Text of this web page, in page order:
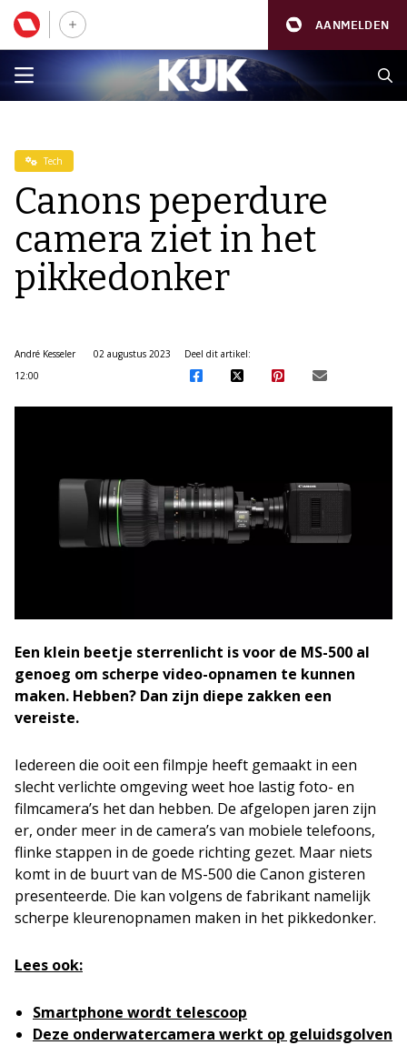
AANMELDEN
Tech
Canons peperdure
camera ziet in het
pikkedonker
André Kesseler
02 augustus 2023
12:00
Deel dit artikel:
Een klein beetje sterrenlicht is voor de MS-500 al
genoeg om scherpe video-opnamen te kunnen
maken. Hebben? Dan zijn diepe zakken een
vereiste.
Iedereen die ooit een filmpje heeft gemaakt in een
slecht verlichte omgeving weet hoe lastig foto- en
filmcamera’s het dan hebben. De afgelopen jaren zijn
er, onder meer in de camera’s van mobiele telefoons,
flinke stappen in de goede richting gezet. Maar niets
komt in de buurt van de MS-500 die Canon gisteren
presenteerde. Die kan volgens de fabrikant namelijk
scherpe kleurenopnamen maken in het pikkedonker.
Lees ook:
Smartphone wordt telescoop
Deze onderwatercamera werkt op geluidsgolven